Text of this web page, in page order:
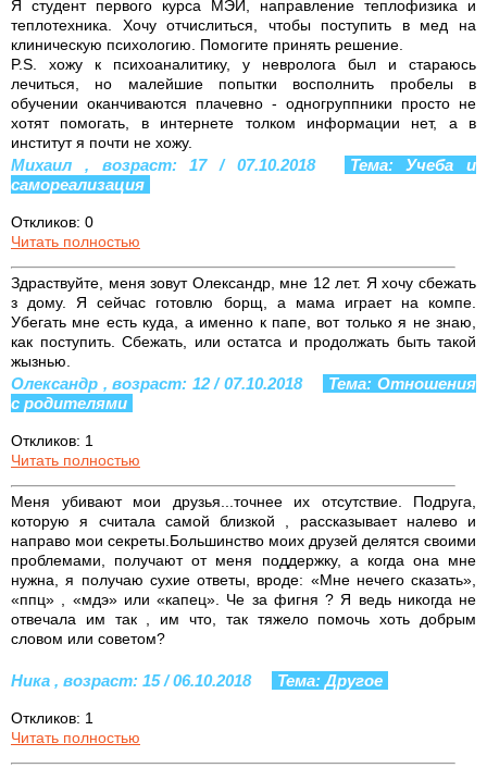
Я студент первого курса МЭИ, направление теплофизика и
теплотехника. Хочу отчислиться, чтобы поступить в мед на
клиническую психологию. Помогите принять решение.
P.S. хожу к психоаналитику, у невролога был и стараюсь
лечиться, но малейшие попытки восполнить пробелы в
обучении оканчиваются плачевно - одногруппники просто не
хотят помогать, в интернете толком информации нет, а в
институт я почти не хожу.
Михаил , возраст: 17 / 07.10.2018
Тема: Учеба и
самореализация
Откликов: 0
Читать полностью
Здраствуйте, меня зовут Олександр, мне 12 лет. Я хочу сбежать
з дому. Я сейчас готовлю борщ, а мама играет на компе.
Убегать мне есть куда, а именно к папе, вот только я не знаю,
как поступить. Сбежать, или остатса и продолжать быть такой
жызнью.
Олександр , возраст: 12 / 07.10.2018
Тема: Отношения
с родителями
Откликов: 1
Читать полностью
Меня убивают мои друзья...точнее их отсутствие. Подруга,
которую я считала самой близкой , рассказывает налево и
направо мои секреты.Большинство моих друзей делятся своими
проблемами, получают от меня поддержку, а когда она мне
нужна, я получаю сухие ответы, вроде: «Мне нечего сказать»,
«ппц» , «мдэ» или «капец». Че за фигня ? Я ведь никогда не
отвечала им так , им что, так тяжело помочь хоть добрым
словом или советом?
Ника , возраст: 15 / 06.10.2018 Тема: Другое
Откликов: 1
Читать полностью